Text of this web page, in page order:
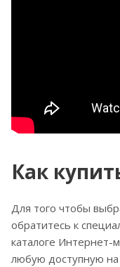
Как
Для того чтобы
обратитесь к
каталоге Интернет-
любую доступную